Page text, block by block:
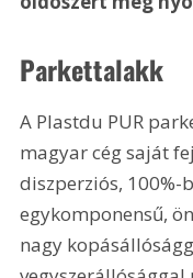
Parkettalakk
A Plastdu PUR
magyar cég saját
diszperziós,
egykomponensű,
nagy